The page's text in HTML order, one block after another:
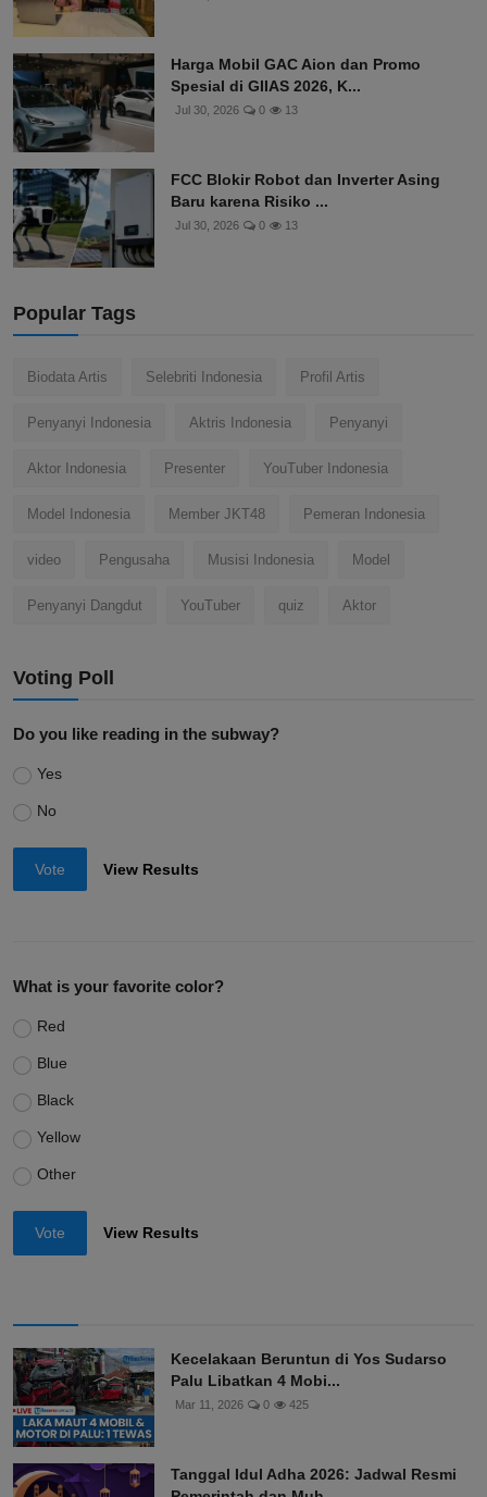
Harga Mobil GAC Aion dan Promo
Spesial di GIIAS 2026, K...
Jul 30, 2026 0 13
FCC Blokir Robot dan Inverter Asing
Baru karena Risiko ...
Jul 30, 2026 0 13
Popular Tags
Biodata Artis Selebriti Indonesia Profil Artis
Penyanyi Indonesia Aktris Indonesia Penyanyi
Aktor Indonesia Presenter YouTuber Indonesia
Model Indonesia Member JKT48 Pemeran Indonesia
video Pengusaha Musisi Indonesia Model
Penyanyi Dangdut YouTuber quiz Aktor
Voting Poll
Do you like reading in the subway?
Yes
No
Vote View Results
What is your favorite color?
Red
Blue
Black
Yellow
Other
Vote View Results
Kecelakaan Beruntun di Yos Sudarso
Palu Libatkan 4 Mobi...
Mar 11, 2026 0 425
Tanggal Idul Adha 2026: Jadwal Resmi